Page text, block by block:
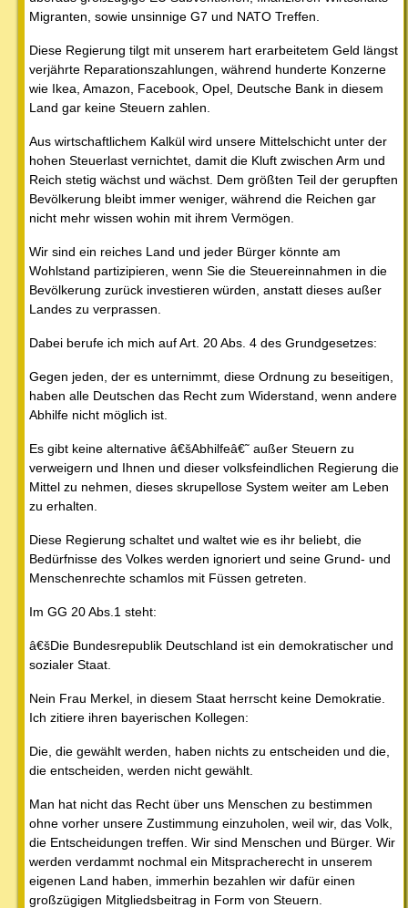
Migranten, sowie unsinnige G7 und NATO Treffen.
Diese Regierung tilgt mit unserem hart erarbeitetem Geld längst
verjährte Reparationszahlungen, während hunderte Konzerne
wie Ikea, Amazon, Facebook, Opel, Deutsche Bank in diesem
Land gar keine Steuern zahlen.
Aus wirtschaftlichem Kalkül wird unsere Mittelschicht unter der
hohen Steuerlast vernichtet, damit die Kluft zwischen Arm und
Reich stetig wächst und wächst. Dem größten Teil der gerupften
Bevölkerung bleibt immer weniger, während die Reichen gar
nicht mehr wissen wohin mit ihrem Vermögen.
Wir sind ein reiches Land und jeder Bürger könnte am
Wohlstand partizipieren, wenn Sie die Steuereinnahmen in die
Bevölkerung zurück investieren würden, anstatt dieses außer
Landes zu verprassen.
Dabei berufe ich mich auf Art. 20 Abs. 4 des Grundgesetzes:
Gegen jeden, der es unternimmt, diese Ordnung zu beseitigen,
haben alle Deutschen das Recht zum Widerstand, wenn andere
Abhilfe nicht möglich ist.
Es gibt keine alternative â€šAbhilfeâ€˜ außer Steuern zu
verweigern und Ihnen und dieser volksfeindlichen Regierung die
Mittel zu nehmen, dieses skrupellose System weiter am Leben
zu erhalten.
Diese Regierung schaltet und waltet wie es ihr beliebt, die
Bedürfnisse des Volkes werden ignoriert und seine Grund- und
Menschenrechte schamlos mit Füssen getreten.
Im GG 20 Abs.1 steht:
â€šDie Bundesrepublik Deutschland ist ein demokratischer und
sozialer Staat.
Nein Frau Merkel, in diesem Staat herrscht keine Demokratie.
Ich zitiere ihren bayerischen Kollegen:
Die, die gewählt werden, haben nichts zu entscheiden und die,
die entscheiden, werden nicht gewählt.
Man hat nicht das Recht über uns Menschen zu bestimmen
ohne vorher unsere Zustimmung einzuholen, weil wir, das Volk,
die Entscheidungen treffen. Wir sind Menschen und Bürger. Wir
werden verdammt nochmal ein Mitspracherecht in unserem
eigenen Land haben, immerhin bezahlen wir dafür einen
großzügigen Mitgliedsbeitrag in Form von Steuern.